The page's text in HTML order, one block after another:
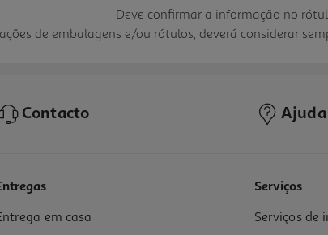
Deve confirmar a informação no
de embalagens e/ou rótulos, deverá considerar
Contacto Ajuda
em casa
Serviços
Serviços de